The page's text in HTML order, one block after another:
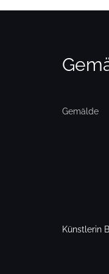
Gemälde
Künstlerin